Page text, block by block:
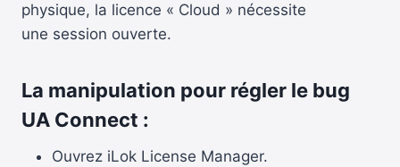
physique, la licence « Cloud » nécessite
une session ouverte.
La manipulation pour régler le bug
UA Connect :
Ouvrez iLok License Manager.